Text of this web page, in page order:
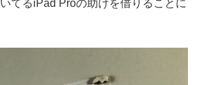
てるiPad Proの助けを借りることに